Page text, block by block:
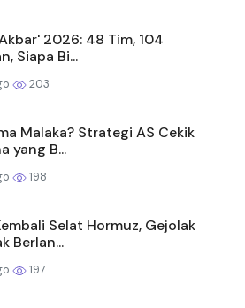
2026: 48 Tim, 104
Siapa Bi...
203
Malaka? Strategi AS Cekik
yang B...
198
Selat Hormuz, Gejolak
Berlan...
197